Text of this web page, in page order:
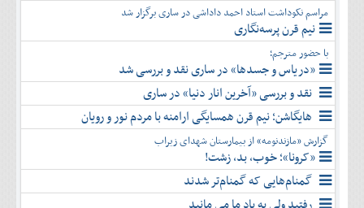
مراسم نکوداشت استاد احمد داداشی در ساری برگزار شد
نیم قرن پرسه‌نگاری
با حضور مترجم؛
«دریاس و جسدها» در ساری نقد و بررسی شد
نقد و بررسی «آخرین انار دنیا» در ساری
هایگاشن؛ نیم قرن همسایگی ارامنه با مردم نور و رویان
گزارش «مازندنومه» از بیمارستان شهدای زیراب
«کرونا»؛ خوب، بد، زشت!
گمنام‌هایی که گمنام‌تر شدند